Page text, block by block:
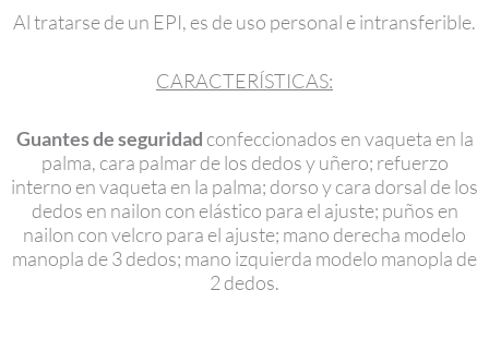
Al tratarse de un EPI, es de uso personal e intransferible.
CARACTERÍSTICAS:
Guantes de seguridad confeccionados en vaqueta en la
palma, cara palmar de los dedos y uñero; refuerzo
interno en vaqueta en la palma; dorso y cara dorsal de los
dedos en nailon con elástico para el ajuste; puños en
nailon con velcro para el ajuste; mano derecha modelo
manopla de 3 dedos; mano izquierda modelo manopla de
2 dedos.